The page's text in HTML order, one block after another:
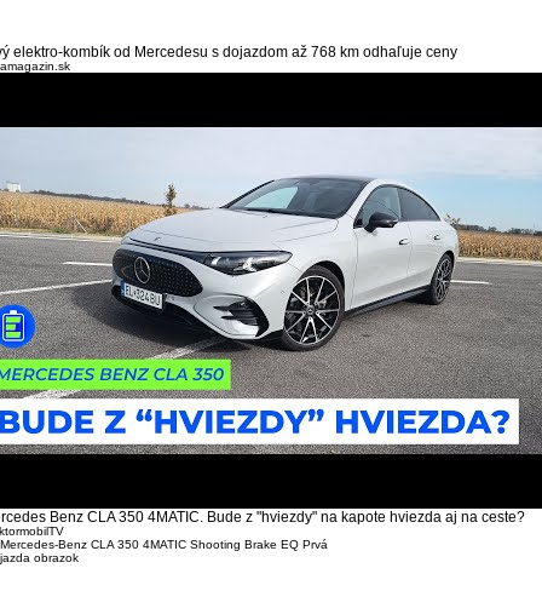
elektro-kombík od Mercedesu s dojazdom až 768 km odhaľuje ceny
Benz CLA 350 4MATIC. Bude z "hviezdy" na kapote hviezda aj na ceste?